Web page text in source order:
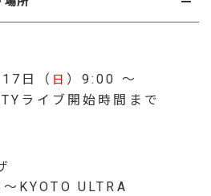
17日（ 日 ）9:00 ～
ライブ開始時間まで
KYOTO ULTRA